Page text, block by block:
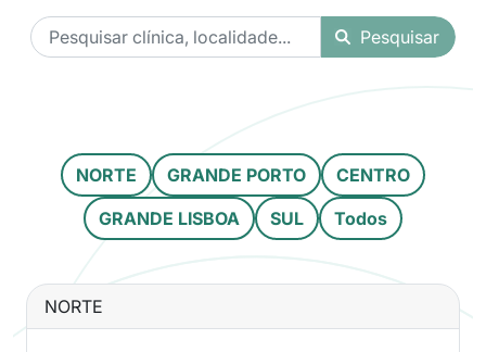
NORTE GRANDE PORTO
CENTRO
GRANDE LISBOA
SUL Todos
NORTE